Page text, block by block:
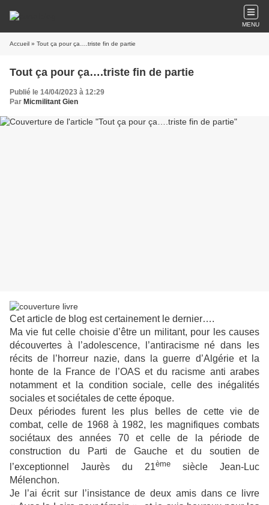
MENU
Accueil » Tout ça pour ça….triste fin de partie
Tout ça pour ça….triste fin de partie
Publié le 14/04/2023 à 12:29
Par Micmilitant Gien
Cet article de blog est certainement le dernier….
Ma vie fut celle choisie d’être un militant, pour les causes
découvertes à l’adolescence, l’antiracisme né dans les
récits de l’horreur nazie, dans la guerre d’Algérie et la
honte de la France de l’OAS et du racisme anti arabes
notamment et la condition sociale, celle des inégalités
sociales et sociétales de cette époque.
Deux périodes furent les plus belles de cette vie de
combat, celle de 1968 à 1982, les magnifiques combats
sociétaux des années 70 et celle de la période de
construction du Parti de Gauche et du soutien de
l’exceptionnel Jaurès du 21ème siècle Jean-Luc
Mélenchon.
Je l’ai écrit sur l’insistance de deux amis dans ce livre